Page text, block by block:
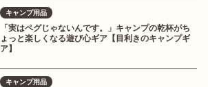
キャンプ用品
「実はペグじゃないんです。」キャンプの乾杯がち
ょっと楽しくなる遊び心ギア【目利きのキャンプギ
ア】
キャンプ用品